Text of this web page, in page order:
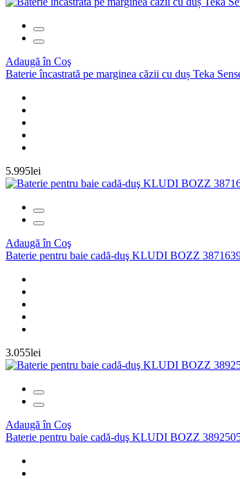
Adaugă în Coş
Baterie încastrată pe marginea căzii cu duș Teka
5.995lei
Adaugă în Coş
Baterie pentru baie cadă-duş KLUDI BOZZ
3.055lei
Adaugă în Coş
Baterie pentru baie cadă-duş KLUDI BOZZ